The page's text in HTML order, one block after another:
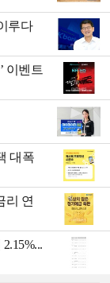
루다
이벤트
대폭
리 연